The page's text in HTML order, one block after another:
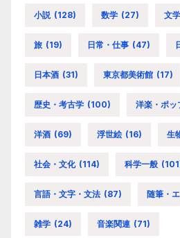
小説 (128) 数学 (27) 文
旅 (19) 日常・仕事 (47)
日本酒 (31) 東京都美術館 (17)
歴史・考古学 (100) 洋楽・ポッ
洋酒 (69) 浮世絵 (16) 生
社会・文化 (114) 科学一般
言語・文字・文法 (87) 随筆・
雑学 (24) 音楽関連 (71)